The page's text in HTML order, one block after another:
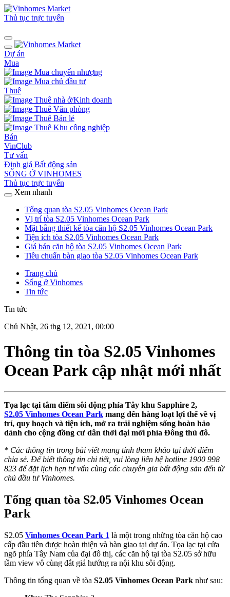
Thủ tục trực tuyến
Dự án
Mua
Mua chuyển nhượng
Mua chủ đầu tư
Thuê
Thuê nhà ở/Kinh doanh
Thuê Văn phòng
Thuê Bán lẻ
Thuê Khu công nghiệp
Bán
VinClub
Tư vấn
Định giá Bất động sản
SỐNG Ở VINHOMES
Thủ tục trực tuyến
Xem nhanh
Tổng quan tòa S2.05 Vinhomes Ocean Park
Vị trí tòa S2.05 Vinhomes Ocean Park
Mặt bằng thiết kế tòa căn hộ S2.05 Vinhomes Ocean Park
Tiện ích tòa S2.05 Vinhomes Ocean Park
Giá bán căn hộ tòa S2.05 Vinhomes Ocean Park
Tiêu chuẩn bàn giao tòa S2.05 Vinhomes Ocean Park
Trang chủ
Sống ở Vinhomes
Tin tức
Tin tức
Chủ Nhật, 26 thg 12, 2021, 00:00
Thông tin tòa S2.05 Vinhomes
Ocean Park cập nhật mới nhất
Tọa lạc tại tâm điểm sôi động phía Tây khu Sapphire 2,
S2.05 Vinhomes Ocean Park mang đến hàng loạt lợi thế về vị
trí, quy hoạch và tiện ích, mở ra trải nghiệm sống hoàn hảo
dành cho cộng đồng cư dân thời đại mới phía Đông thủ đô.
* Các thông tin trong bài viết mang tính tham khảo tại thời điểm
chia sẻ. Để biết thông tin chi tiết, vui lòng liên hệ hotline 1900 998
823 để đặt lịch hẹn tư vấn cùng các chuyên gia bất động sản đến từ
chủ đầu tư Vinhomes.
Tổng quan tòa S2.05 Vinhomes Ocean
Park
S2.05 Vinhomes Ocean Park 1 là một trong những tòa căn hộ cao
cấp đầu tiên được hoàn thiện và bàn giao tại dự án. Tọa lạc tại cửa
ngõ phía Tây Nam của đại đô thị, các căn hộ tại tòa S2.05 sở hữu
tầm view vô cùng đắt giá hướng ra nội khu sôi động.
Thông tin tổng quan về tòa S2.05 Vinhomes Ocean Park như sau: